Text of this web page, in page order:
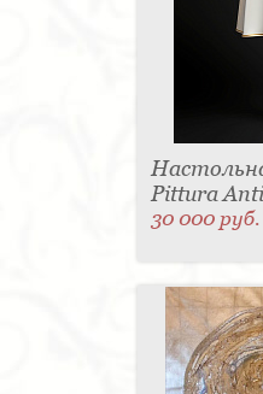
Pittura
30 000